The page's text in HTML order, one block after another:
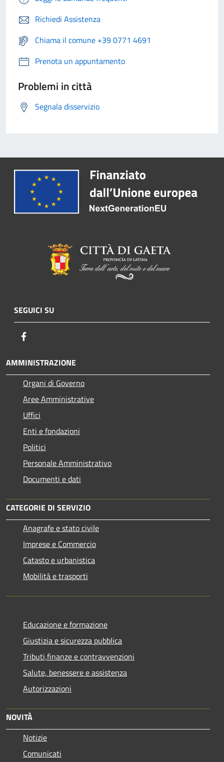
Richiedi Assistenza
Chiama il comune +39 0771 4691
Prenota un appuntamento
Problemi in città
Segnala disservizio
SEGUICI SU
AMMINISTRAZIONE
Organi di Governo
Aree Amministrative
Uffici
Enti e fondazioni
Politici
Personale Amministrativo
Documenti e dati
CATEGORIE DI SERVIZIO
Anagrafe e stato civile
Imprese e Commercio
Catasto e urbanistica
Mobilità e trasporti
Educazione e formazione
Giustizia e sicurezza pubblica
Tributi,finanze e contravvenzioni
Salute, benessere e assistenza
Autorizzazioni
NOVITÀ
Notizie
Comunicati